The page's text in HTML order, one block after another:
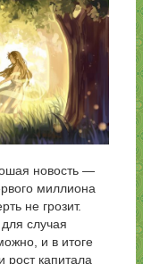
новость —
миллиона
не грозит.
случая
и в итоге
рост капитала